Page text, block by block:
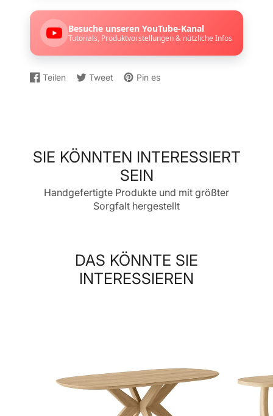
Besuche unseren YouTube-Kanal
Tutorials, Produktvorstellungen & nützliche Infos
Teilen
Auf
Wird
Tweet
Auf
Wird
geöffnet.
Pin es
Auf
Wird
SIE KÖNNTEN INTERESSIERT
SEIN
Handgefertigte Produkte und mit größter
Sorgfalt hergestellt
DAS KÖNNTE SIE
INTERESSIEREN